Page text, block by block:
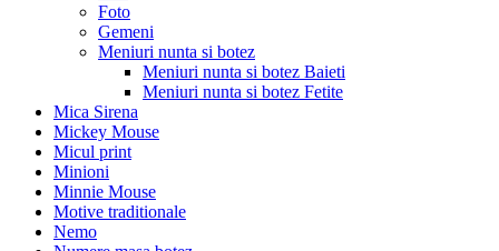
Foto
Gemeni
Meniuri nunta si botez
Meniuri nunta si botez Baieti
Meniuri nunta si botez Fetite
Mica Sirena
Mickey Mouse
Micul print
Minioni
Minnie Mouse
Motive traditionale
Nemo